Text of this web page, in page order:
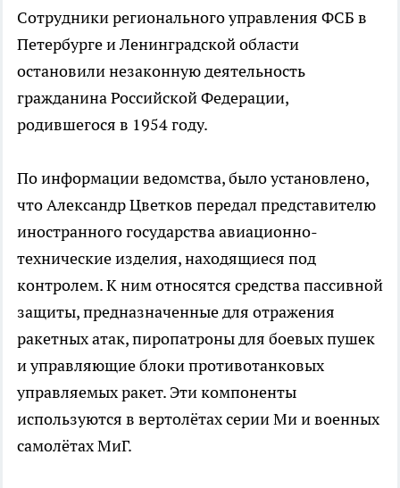
Сотрудники регионального управления ФСБ в
Петербурге и Ленинградской области
остановили незаконную деятельность
гражданина Российской Федерации,
родившегося в 1954 году.
По информации ведомства, было установлено,
что Александр Цветков передал представителю
иностранного государства авиационно-
технические изделия, находящиеся под
контролем. К ним относятся средства пассивной
защиты, предназначенные для отражения
ракетных атак, пиропатроны для боевых пушек
и управляющие блоки противотанковых
управляемых ракет. Эти компоненты
используются в вертолётах серии Ми и военных
самолётах МиГ.